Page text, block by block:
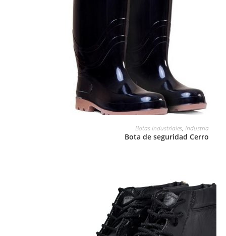
Botas Industriales,Industria
Bota de seguridad Cerro